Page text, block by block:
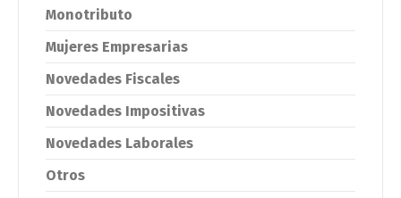
Monotributo
Mujeres Empresarias
Novedades Fiscales
Novedades Impositivas
Novedades Laborales
Otros